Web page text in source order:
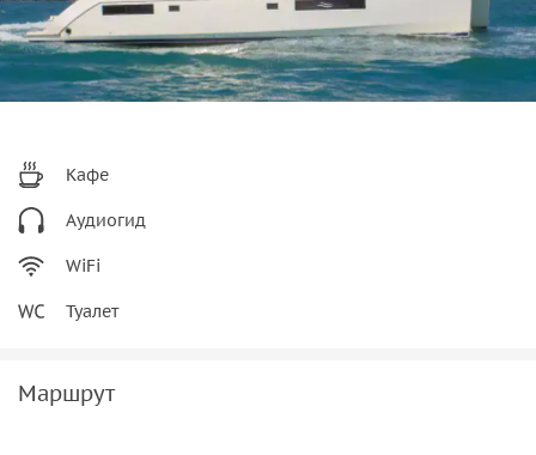
Клубнично-медовый джем
Фруктовые смеси
Кафе
Аудиогид
WiFi
Туалет
Маршрут